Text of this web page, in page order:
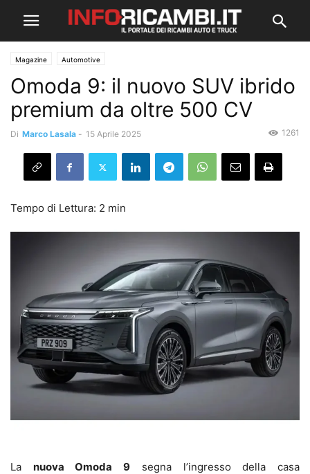
Magazine Automotive
Omoda 9: il nuovo SUV ibrido
premium da oltre 500 CV
Di Marco Lasala - 15 Aprile 2025 1261
La nuova Omoda 9 segna l’ingresso della casa